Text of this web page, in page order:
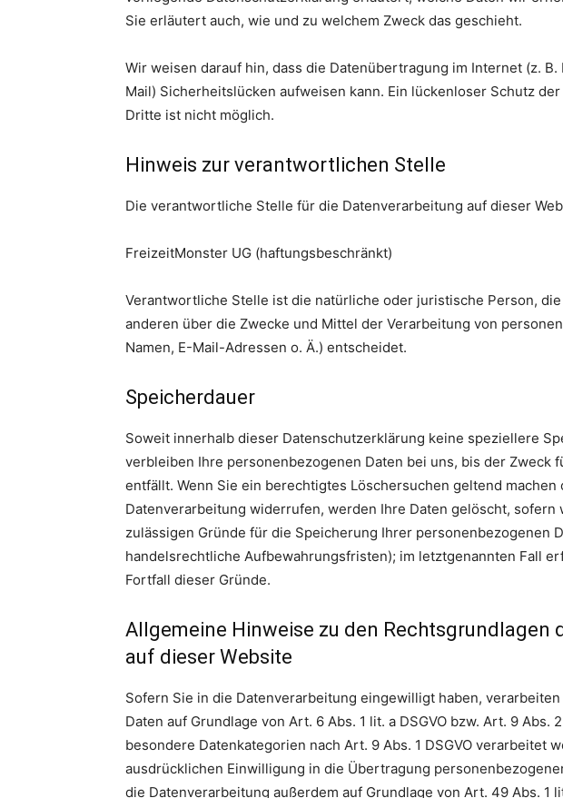
Sie erläutert auch, wie und zu welchem Zweck das geschieht.
Wir weisen darauf hin, dass die Datenübertragung im Internet (z.
Mail) Sicherheitslücken aufweisen kann. Ein lückenloser Schutz
Dritte ist nicht möglich.
Hinweis zur verantwortlichen Stelle
Die verantwortliche Stelle für die Datenverarbeitung auf dieser
FreizeitMonster UG (haftungsbeschränkt)
Verantwortliche Stelle ist die natürliche oder juristische Person,
anderen über die Zwecke und Mittel der Verarbeitung von
Namen, E-Mail-Adressen o. Ä.) entscheidet.
Speicherdauer
Soweit innerhalb dieser Datenschutzerklärung keine speziellere
verbleiben Ihre personenbezogenen Daten bei uns, bis der Zweck
entfällt. Wenn Sie ein berechtigtes Löschersuchen geltend
Datenverarbeitung widerrufen, werden Ihre Daten gelöscht,
zulässigen Gründe für die Speicherung Ihrer personenbezogenen
handelsrechtliche Aufbewahrungsfristen); im letztgenannten Fall
Fortfall dieser Gründe.
Allgemeine Hinweise zu den Rechtsgrundlagen
auf dieser Website
Sofern Sie in die Datenverarbeitung eingewilligt haben,
Daten auf Grundlage von Art. 6 Abs. 1 lit. a DSGVO bzw. Art. 9 Abs.
besondere Datenkategorien nach Art. 9 Abs. 1 DSGVO verarbeitet
ausdrücklichen Einwilligung in die Übertragung
die Datenverarbeitung außerdem auf Grundlage von Art. 49 Abs. 1